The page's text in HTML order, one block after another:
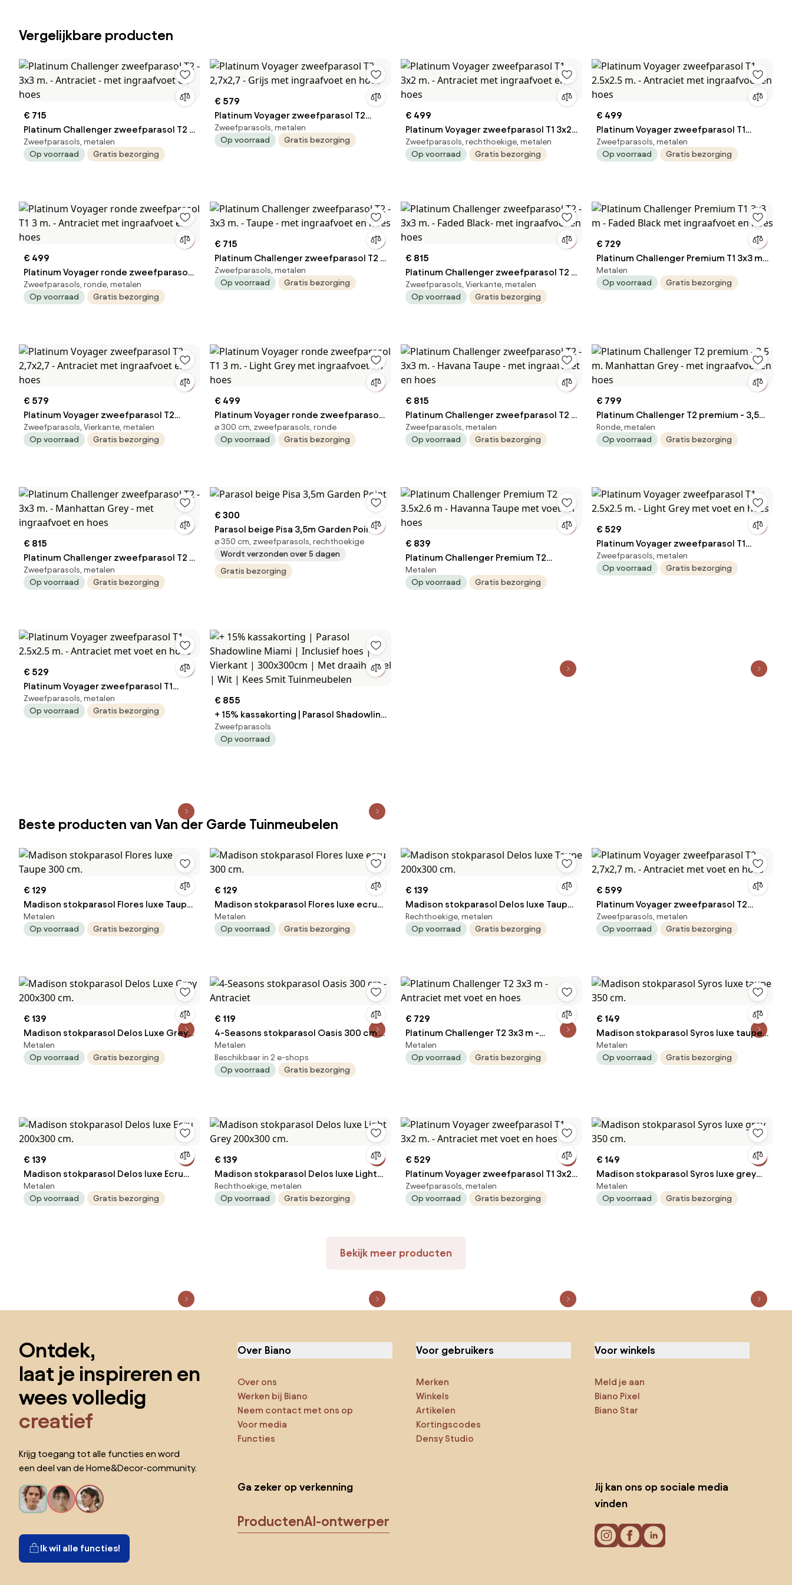
Vergelijkbare producten
€ 715
Platinum Challenger zweefparasol T2 -
3x3 m. - Antraciet - met ingraafvoet en
hoes
Zweefparasols, metalen
Op voorraad
Gratis bezorging
€ 579
Platinum Voyager zweefparasol T2
2,7x2,7 - Grijs met ingraafvoet en hoes
Zweefparasols, metalen
Op voorraad
Gratis bezorging
€ 499
Platinum Voyager zweefparasol T1 3x2
m. - Antraciet met ingraafvoet en hoes
Zweefparasols, rechthoekige, metalen
Op voorraad
Gratis bezorging
€ 499
Platinum Voyager zweefparasol T1
2.5x2.5 m. - Antraciet met ingraafvoet
en hoes
Zweefparasols, metalen
Op voorraad
Gratis bezorging
€ 499
Platinum Voyager ronde zweefparasol
T1 3 m. - Antraciet met ingraafvoet en
hoes
Zweefparasols, ronde, metalen
Op voorraad
Gratis bezorging
€ 715
Platinum Challenger zweefparasol T2 -
3x3 m. - Taupe - met ingraafvoet en
hoes
Zweefparasols, metalen
Op voorraad
Gratis bezorging
€ 815
Platinum Challenger zweefparasol T2 -
3x3 m. - Faded Black- met ingraafvoet
en hoes
Zweefparasols, Vierkante, metalen
Op voorraad
Gratis bezorging
€ 729
Platinum Challenger Premium T1 3x3 m -
Faded Black met ingraafvoet en hoes
Metalen
Op voorraad
Gratis bezorging
€ 579
Platinum Voyager zweefparasol T2
2,7x2,7 - Antraciet met ingraafvoet en
hoes
Zweefparasols, Vierkante, metalen
Op voorraad
Gratis bezorging
€ 499
Platinum Voyager ronde zweefparasol
T1 3 m. - Light Grey met ingraafvoet en
hoes
⌀ 300 cm, zweefparasols, ronde
Op voorraad
Gratis bezorging
€ 815
Platinum Challenger zweefparasol T2 -
3x3 m. - Havana Taupe - met
ingraafvoet en hoes
Zweefparasols, metalen
Op voorraad
Gratis bezorging
€ 799
Platinum Challenger T2 premium - 3,5
m. Manhattan Grey - met ingraafvoet
en hoes
Ronde, metalen
Op voorraad
Gratis bezorging
€ 815
Platinum Challenger zweefparasol T2 -
3x3 m. - Manhattan Grey - met
ingraafvoet en hoes
Zweefparasols, metalen
Op voorraad
Gratis bezorging
€ 300
Parasol beige Pisa 3,5m Garden Point
⌀ 350 cm, zweefparasols, rechthoekige
Wordt verzonden over 5 dagen
Gratis bezorging
€ 839
Platinum Challenger Premium T2
3.5x2.6 m - Havanna Taupe met voet en
hoes
Metalen
Op voorraad
Gratis bezorging
€ 529
Platinum Voyager zweefparasol T1
2.5x2.5 m. - Light Grey met voet en
hoes
Zweefparasols, metalen
Op voorraad
Gratis bezorging
€ 529
Platinum Voyager zweefparasol T1
2.5x2.5 m. - Antraciet met voet en hoes
Zweefparasols, metalen
Op voorraad
Gratis bezorging
€ 855
+ 15% kassakorting | Parasol Shadowline
Miami | Inclusief hoes | Vierkant |
300x300cm | Met draaihendel | Wit |
Zweefparasols
Op voorraad
Beste producten van Van der Garde Tuinmeubelen
€ 129
Madison stokparasol Flores luxe Taupe
300 cm.
Metalen
Op voorraad
Gratis bezorging
€ 129
Madison stokparasol Flores luxe ecru
300 cm.
Metalen
Op voorraad
Gratis bezorging
€ 139
Madison stokparasol Delos luxe Taupe
200x300 cm.
Rechthoekige, metalen
Op voorraad
Gratis bezorging
€ 599
Platinum Voyager zweefparasol T2
2,7x2,7 m. - Antraciet met voet en hoes
Zweefparasols, metalen
Op voorraad
Gratis bezorging
€ 139
Madison stokparasol Delos Luxe Grey
200x300 cm.
Metalen
Op voorraad
Gratis bezorging
€ 119
4-Seasons stokparasol Oasis 300 cm -
Antraciet
Metalen
Beschikbaar in 2 e-shops
Op voorraad
Gratis bezorging
€ 729
Platinum Challenger T2 3x3 m -
Antraciet met voet en hoes
Metalen
Op voorraad
Gratis bezorging
€ 149
Madison stokparasol Syros luxe taupe
350 cm.
Metalen
Op voorraad
Gratis bezorging
€ 139
Madison stokparasol Delos luxe Ecru
200x300 cm.
Metalen
Op voorraad
Gratis bezorging
€ 139
Madison stokparasol Delos luxe Light
Grey 200x300 cm.
Rechthoekige, metalen
Op voorraad
Gratis bezorging
€ 529
Platinum Voyager zweefparasol T1 3x2
m. - Antraciet met voet en hoes
Zweefparasols, metalen
Op voorraad
Gratis bezorging
€ 149
Madison stokparasol Syros luxe grey
350 cm.
Metalen
Op voorraad
Gratis bezorging
Bekijk meer producten
Ontdek,
laat je inspireren en
wees volledig
creatief
Krijg toegang tot alle functies en word
een deel van de Home&Decor-community.
Ik wil alle functies!
Over Biano
Over ons
Werken bij Biano
Neem contact met ons op
Voor media
Functies
Voor gebruikers
Merken
Winkels
Artikelen
Kortingscodes
Densy Studio
Voor winkels
Meld je aan
Biano Pixel
Biano Star
Ga zeker op verkenning
ProductenAI-ontwerper
Jij kan ons op sociale media
vinden